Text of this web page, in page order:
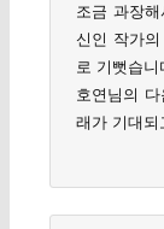
조금 과장
신인 작가
로 기뻣습니
호연님의
래가 기대되